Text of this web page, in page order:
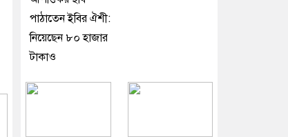
পাঠাতেন ইবির ঐশী:
নিয়েছেন ৮০ হাজার
টাকাও